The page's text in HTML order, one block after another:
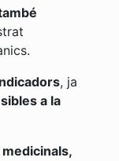
, ja
a la